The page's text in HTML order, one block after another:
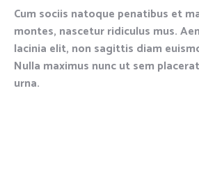
Cum sociis natoque penatibus et
montes, nascetur ridiculus mus.
lacinia elit, non sagittis diam
Nulla maximus nunc ut sem
urna.